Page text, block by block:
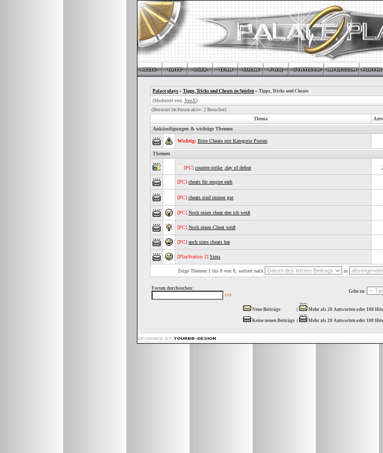
Palace plays » Tipps, Tricks und Cheats zu Spielen » Tipps, Tricks und Cheats
(Moderiert von: NeoX)
(Benutzer im Forum aktiv: 2 Besucher)
Thema
Ankündigungen & wichtige Themen
Wichtig: Bitte Cheats mit Kategorie Posten
Themen
[PC] counter-strike ,day of defeat
[PC] cheats für empire earh
[PC] cheats sind immer gut
[PC] Noch einen cheat den ich weiß
[PC] Noch einen Cheat weiß
[PC] auch sims cheats hat
[PlayStation 2] Sims
Zeige Themen 1 bis 8 von 8, sortiert nach in
Forum durchsuchen:
Gehe zu:
Neue Beiträge ( Mehr als 20 Antworten oder 100 Hits
Keine neuen Beiträge ( Mehr als 20 Antworten oder 100 Hits